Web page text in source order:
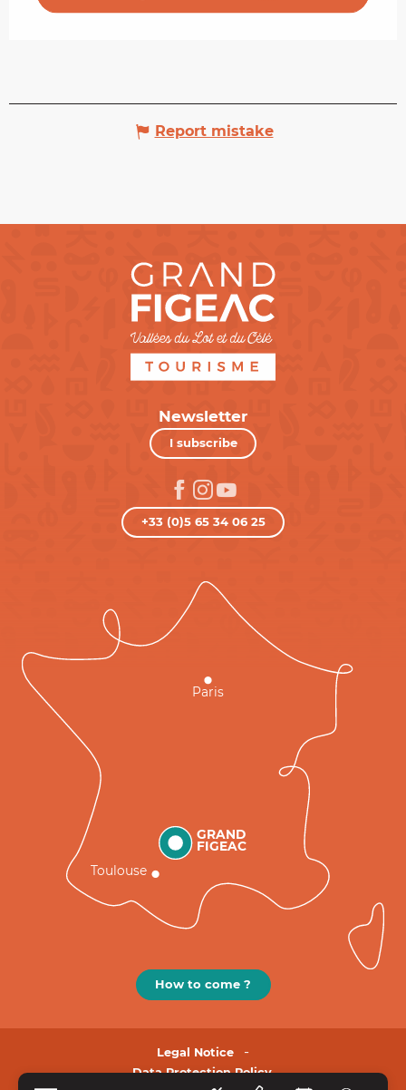
Report mistake
Newsletter
I subscribe
+33 (0)5 65 34 06 25
GRAND
FIGEAC
Toulouse
Paris
How to come ?
Legal Notice
Data Protection Policy.